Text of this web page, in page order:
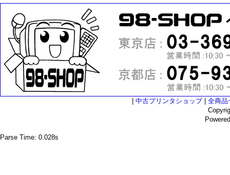
中古プリンタショップ| 全商品
Parse Time: 0.028s